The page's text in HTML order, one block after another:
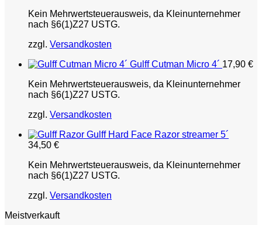
Kein Mehrwertsteuerausweis, da Kleinunternehmer
nach §6(1)Z27 USTG.
zzgl. Versandkosten
Gulff Cutman Micro 4´ 17,90 €
Kein Mehrwertsteuerausweis, da Kleinunternehmer
nach §6(1)Z27 USTG.
zzgl. Versandkosten
Gulff Hard Face Razor streamer 5´
34,50 €
Kein Mehrwertsteuerausweis, da Kleinunternehmer
nach §6(1)Z27 USTG.
zzgl. Versandkosten
Meistverkauft